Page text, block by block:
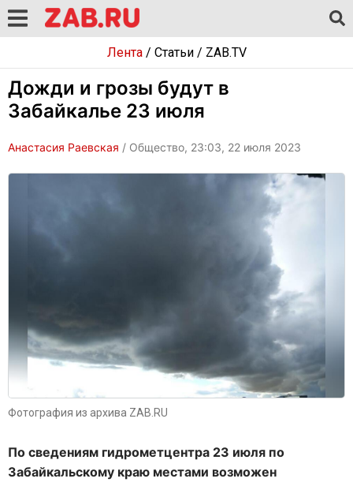
Лента/ Статьи/ ZAB.TV
Дожди и грозы будут в
Забайкалье 23 июля
Анастасия Раевская / Общество, 23:03, 22 июля 2023
Фотография из архива ZAB.RU
По сведениям гидрометцентра 23 июля по
Забайкальскому краю местами возможен